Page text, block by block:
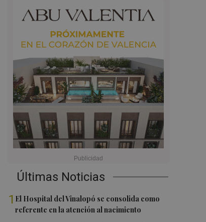
Últimas Noticias
1 El Hospital del Vinalopó se consolida como
referente en la atención al nacimiento